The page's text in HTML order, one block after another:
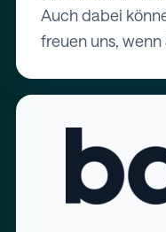
Auch dabei
freuen uns,